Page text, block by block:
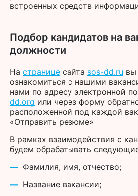
встроенных средств
Подбор кандидатов на
должности
На странице сайта sos-dd.ru вы
ознакомиться с нашими
нами по адресу электронной
dd.org или через форму
расположенной под каждой
«Отправить резюме»
В рамках взаимодействия с
будем обрабатывать
Фамилия, имя, отчество;
Название вакансии;